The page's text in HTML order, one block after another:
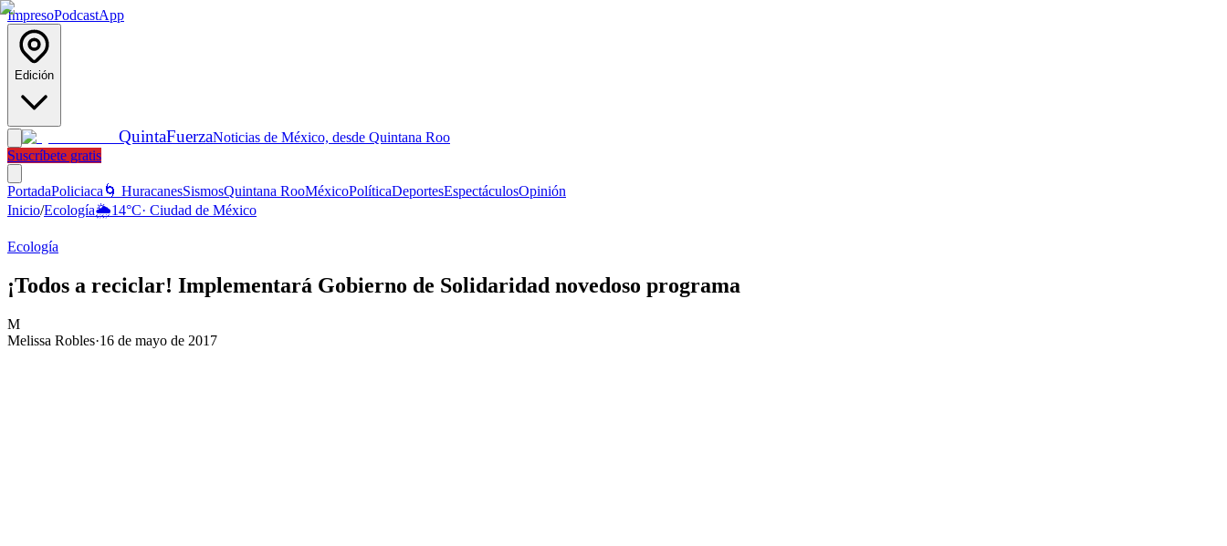
ImpresoPodcastApp
Edición
QuintaFuerzaNoticias de México, desde Quintana Roo
Suscríbete gratis
PortadaPoliciaca 🌀 HuracanesSismosQuintana RooMéxicoPolíticaDeportesEspectáculosOpinión
Inicio/Ecología🌦️14°C· Ciudad de México
Ecología
¡Todos a reciclar! Implementará Gobierno de Solidaridad novedoso programa
M
Melissa Robles·16 de mayo de 2017